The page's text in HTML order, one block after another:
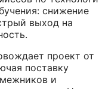
снижение
выход на
проект от
поставку
и